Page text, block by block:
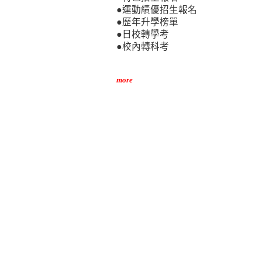
●運動績優招生報名
●歷年升學榜單
●日校轉學考
●校內轉科考
more